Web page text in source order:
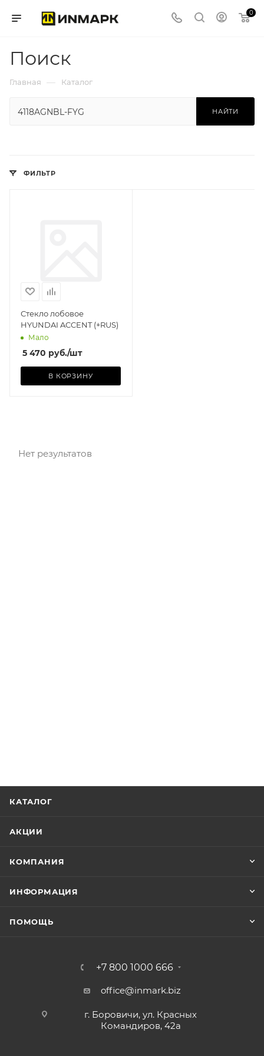
0
Поиск
Главная — Каталог
НАЙТИ
ФИЛЬТР
Стекло лобовое
HYUNDAI ACCENT (+RUS)
Мало
5 470 руб./шт
В КОРЗИНУ
Нет результатов
КАТАЛОГ
АКЦИИ
КОМПАНИЯ
ИНФОРМАЦИЯ
ПОМОЩЬ
+7 800 1000 666
office@inmark.biz
г. Боровичи, ул. Красных
Командиров, 42а